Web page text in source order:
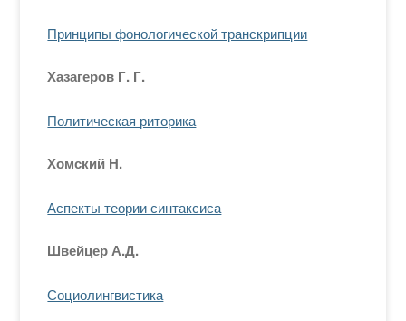
Принципы фонологической транскрипции
Хазагеров Г. Г.
Политическая риторика
Хомский Н.
Аспекты теории синтаксиса
Швейцер А.Д.
Социолингвистика